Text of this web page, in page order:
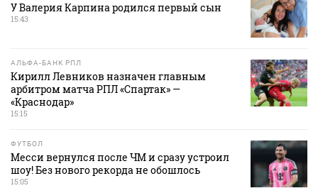
У Валерия Карпина родился первый сын
15:43
АЛЬФА-БАНК РПЛ
Кирилл Левников назначен главным
арбитром матча РПЛ «Спартак» —
«Краснодар»
15:15
ФУТБОЛ
Месси вернулся после ЧМ и сразу устроил
шоу! Без нового рекорда не обошлось
15:05